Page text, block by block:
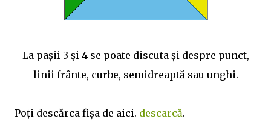
La pașii 3 și 4 se poate discuta și despre punct,
linii frânte, curbe, semidreaptă sau unghi.
Poți descărca fișa de aici. descarcă.